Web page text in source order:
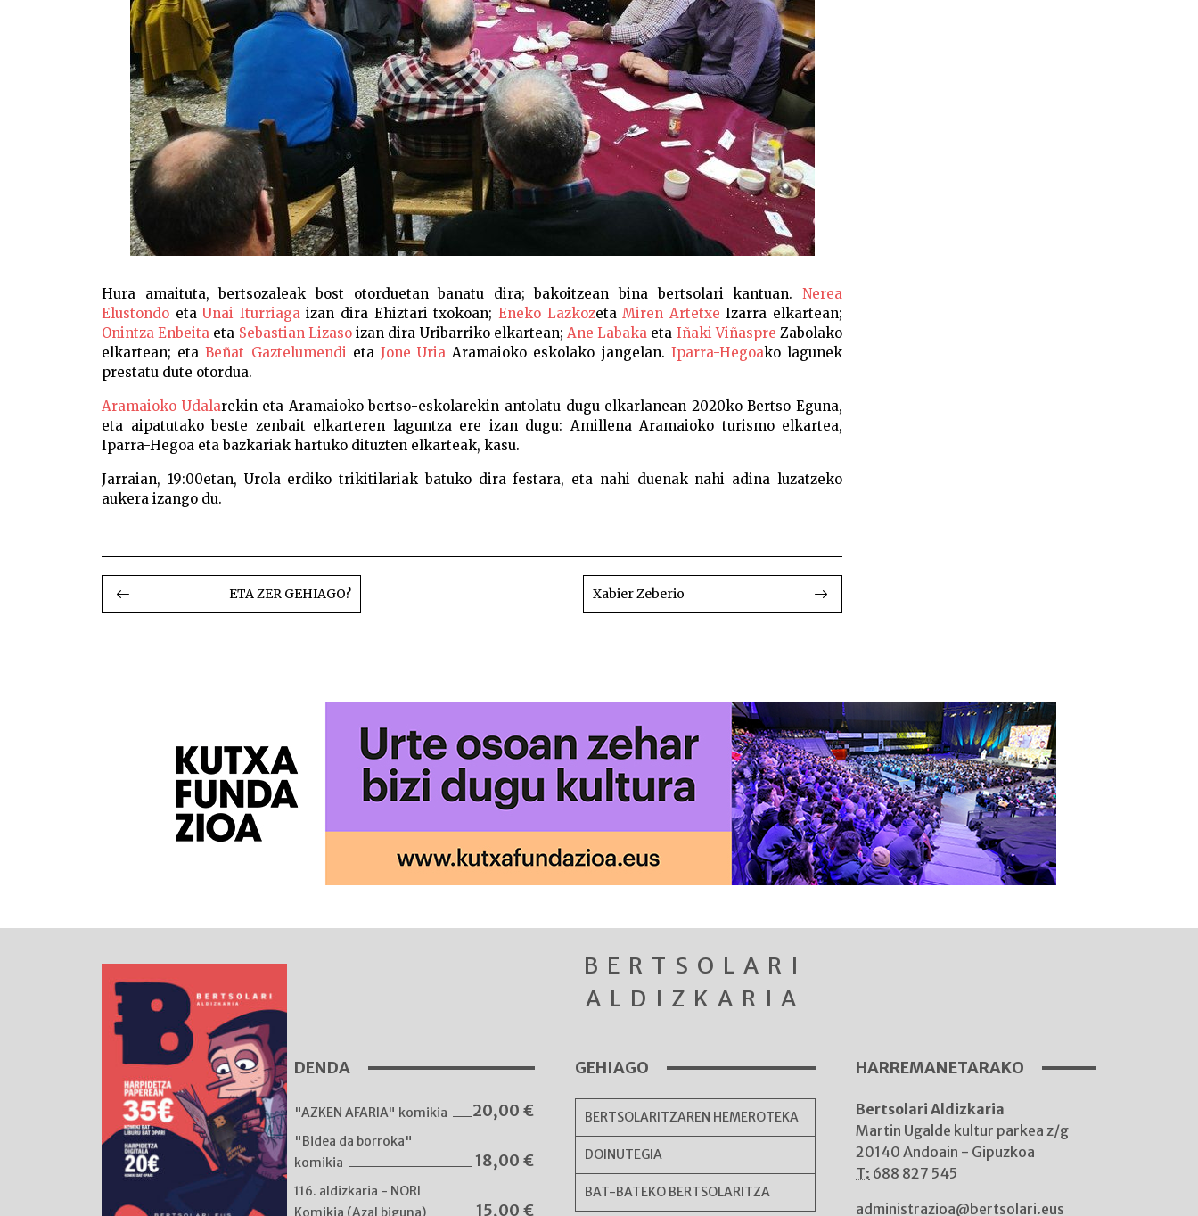
Hura amaituta, bertsozaleak bost otorduetan banatu dira; bakoitzean bina bertsolari kantuan. Nerea
Elustondo etaUnai Iturriagaizan dira Ehiztari txokoan; Eneko LazkozetaMiren Artetxe Izarra elkartean;
Onintza Enbeita eta Sebastian Lizasoizan dira Uribarriko elkartean; Ane Labaka eta Iñaki Viñaspre Zabolako
elkartean; etaBeñat Gaztelumendieta Jone Uria Aramaioko eskolako jangelan. Iparra-Hegoako lagunek
prestatu dute otordua.
Aramaioko Udalarekin eta Aramaioko bertso-eskolarekin antolatu dugu elkarlanean 2020ko Bertso Eguna,
eta aipatutako beste zenbait elkarteren laguntza ere izan dugu: Amillena Aramaioko turismo elkartea,
Iparra-Hegoa eta bazkariak hartuko dituzten elkarteak, kasu.
Jarraian, 19:00etan, Urola erdiko trikitilariak batuko dira festara, eta nahi duenak nahi adina luzatzeko
aukera izango du.
BIDALKETETAN
ZEHAR
ETA ZER GEHIAGO? Xabier Zeberio
BERTSOLARI
ALDIZKARIA
DENDA
"AZKEN AFARIA" komikia 20,00 €
"Bidea da borroka"
komikia
18,00 €
116. aldizkaria - NORI
Komikia (Azal biguna)
15,00 €
GEHIAGO
BERTSOLARITZAREN HEMEROTEKA
DOINUTEGIA
BAT-BATEKO BERTSOLARITZA
HARREMANETARAKO
Bertsolari Aldizkaria
Martin Ugalde kultur parkea z/g
20140 Andoain - Gipuzkoa
T: 688 827 545
administrazioa@bertsolari.eus